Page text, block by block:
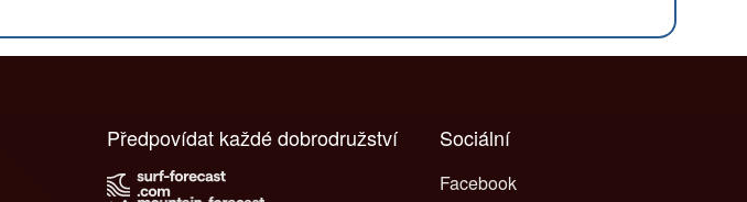
Sociální
Facebook
Předpovídat každé dobrodružství